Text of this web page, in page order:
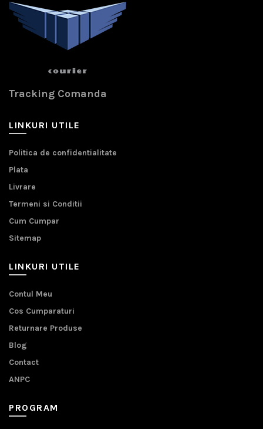
Tracking Comanda
LINKURI UTILE
Politica de confidentialitate
Plata
Livrare
Termeni si Conditii
Cum Cumpar
Sitemap
LINKURI UTILE
Contul Meu
Cos Cumparaturi
Returnare Produse
Blog
Contact
ANPC
PROGRAM